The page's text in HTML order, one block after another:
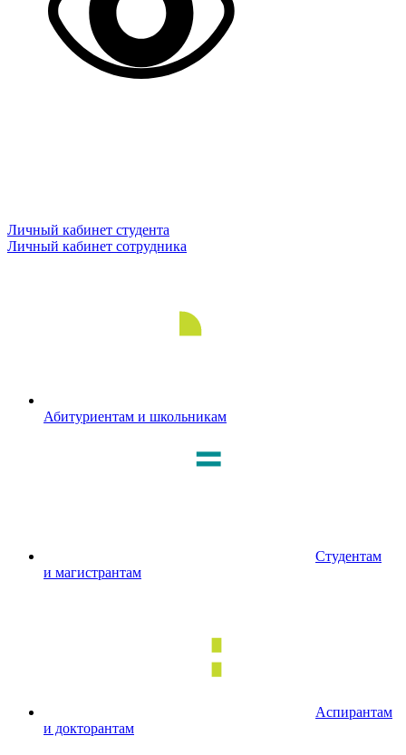
Личный кабинет студента
Личный кабинет сотрудника
Абитуриентам и школьникам
Студентам
и магистрантам
Аспирантам
и докторантам